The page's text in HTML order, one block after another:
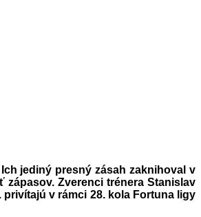
jediný presný zásah zaknihoval v
Zverenci trénera Stanislav
v rámci 28. kola Fortuna ligy